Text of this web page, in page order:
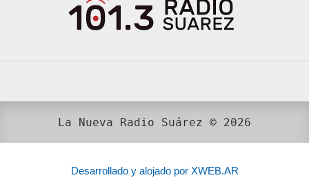
La Nueva Radio Suárez © 2026
Desarrollado y alojado por XWEB.AR